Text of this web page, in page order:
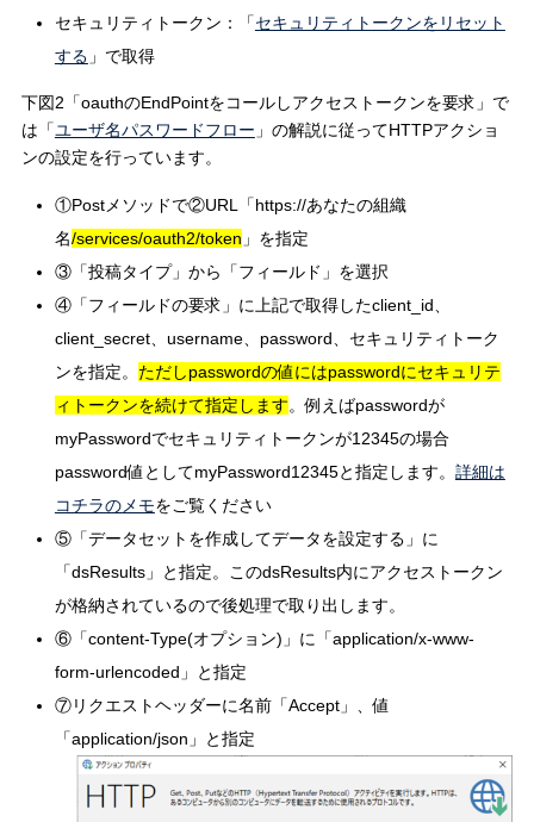
セキュリティトークン：「セキュリティトークンをリセット
する 」で取得
下図2「oauthのEndPointをコールしアクセストークンを要求」で
は「ユーザ名パスワードフロー 」の解説に従ってHTTPアクショ
ンの設定を行っています。
①Postメソッドで②URL「https://あなたの組織
名/services/oauth2/token 」を指定
③「投稿タイプ」から「フィールド」を選択
④「フィールドの要求」に上記で取得したclient_id、
client_secret、username、password、セキュリティトーク
ンを指定。 ただしpasswordの値にはpasswordにセキュリテ
ィトークンを続けて指定します。例えばpasswordが
myPasswordでセキュリティトークンが12345の場合
password値としてmyPassword12345と指定します。 詳細は
コチラのメモをご覧ください
⑤「データセットを作成してデータを設定する」に
「dsResults」と指定。このdsResults内にアクセストークン
が格納されているので後処理で取り出します。
⑥「content-Type(オプション)」に「application/x-www-
form-urlencoded」と指定
⑦リクエストヘッダーに名前「Accept」、値
「application/json」と指定